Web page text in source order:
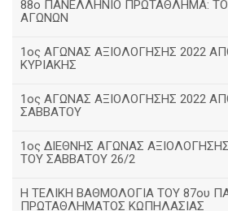
88ο ΠΑΝΕΛΛΗΝΙΟ ΠΡΩΤΑΘΛΗΜΑ:
ΑΓΩΝΩΝ
1ος ΑΓΩΝΑΣ ΑΞΙΟΛΟΓΗΣΗΣ 2022
ΚΥΡΙΑΚΗΣ
1ος ΑΓΩΝΑΣ ΑΞΙΟΛΟΓΗΣΗΣ 2022
ΣΑΒΒΑΤΟΥ
1ος ΔΙΕΘΝΗΣ ΑΓΩΝΑΣ
ΤΟΥ ΣΑΒΒΑΤΟΥ 26/2
Η ΤΕΛΙΚΗ ΒΑΘΜΟΛΟΓΙΑ ΤΟΥ 87ου
ΠΡΩΤΑΘΛΗΜΑΤΟΣ ΚΩΠΗΛΑΣΙΑΣ